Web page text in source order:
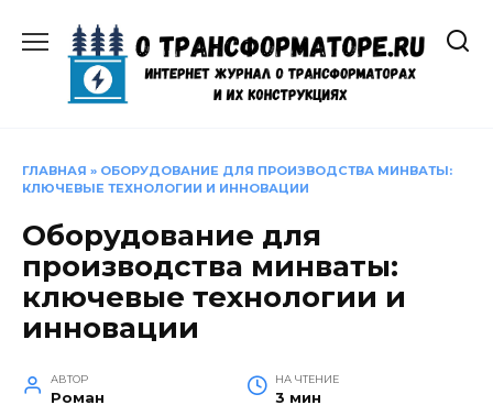
содержанию
ГЛАВНАЯ » ОБОРУДОВАНИЕ ДЛЯ ПРОИЗВОДСТВА МИНВАТЫ:
КЛЮЧЕВЫЕ ТЕХНОЛОГИИ И ИННОВАЦИИ
Оборудование для
производства минваты:
ключевые технологии и
инновации
АВТОР
Роман
НА ЧТЕНИЕ
3 мин